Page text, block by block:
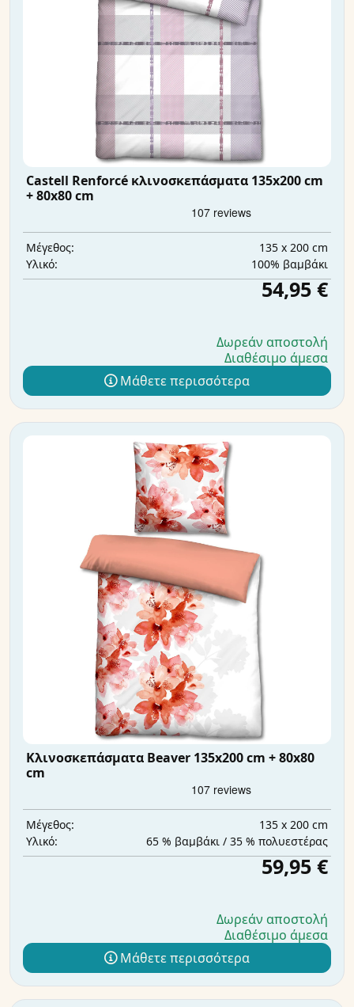
Castell Renforcé κλινοσκεπάσματα 135x200 cm
+ 80x80 cm
Μέγεθος:
135 x 200 cm
Υλικό:
100% βαμβάκι
54,95 €
Δωρεάν αποστολή
Διαθέσιμο άμεσα
Μάθετε περισσότερα
Κλινοσκεπάσματα Beaver 135x200 cm + 80x80
cm
Μέγεθος:
135 x 200 cm
Υλικό:
65 % βαμβάκι / 35 % πολυεστέρας
59,95 €
Δωρεάν αποστολή
Διαθέσιμο άμεσα
Μάθετε περισσότερα